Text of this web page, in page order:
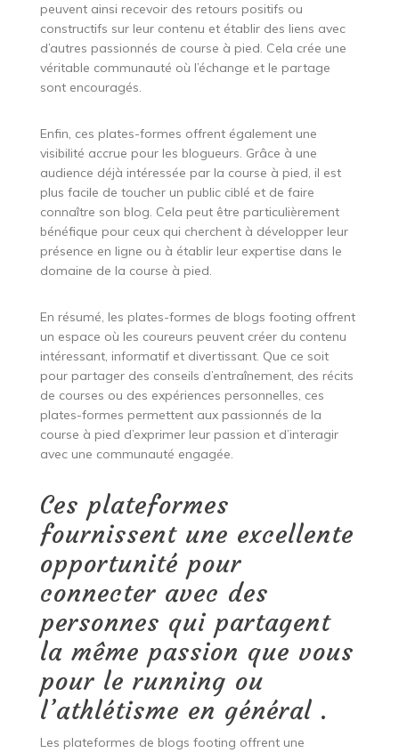
peuvent ainsi recevoir des retours positifs ou
constructifs sur leur contenu et établir des liens avec
d’autres passionnés de course à pied. Cela crée une
véritable communauté où l’échange et le partage
sont encouragés.
Enfin, ces plates-formes offrent également une
visibilité accrue pour les blogueurs. Grâce à une
audience déjà intéressée par la course à pied, il est
plus facile de toucher un public ciblé et de faire
connaître son blog. Cela peut être particulièrement
bénéfique pour ceux qui cherchent à développer leur
présence en ligne ou à établir leur expertise dans le
domaine de la course à pied.
En résumé, les plates-formes de blogs footing offrent
un espace où les coureurs peuvent créer du contenu
intéressant, informatif et divertissant. Que ce soit
pour partager des conseils d’entraînement, des récits
de courses ou des expériences personnelles, ces
plates-formes permettent aux passionnés de la
course à pied d’exprimer leur passion et d’interagir
avec une communauté engagée.
Ces plateformes
fournissent une excellente
opportunité pour
connecter avec des
personnes qui partagent
la même passion que vous
pour le running ou
l’athlétisme en général .
Les plateformes de blogs footing offrent une